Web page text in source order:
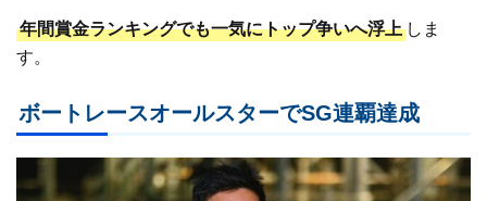
年間賞金ランキングでも一気にトップ争いへ浮上 しま
す。
ボートレースオールスターでSG連覇達成